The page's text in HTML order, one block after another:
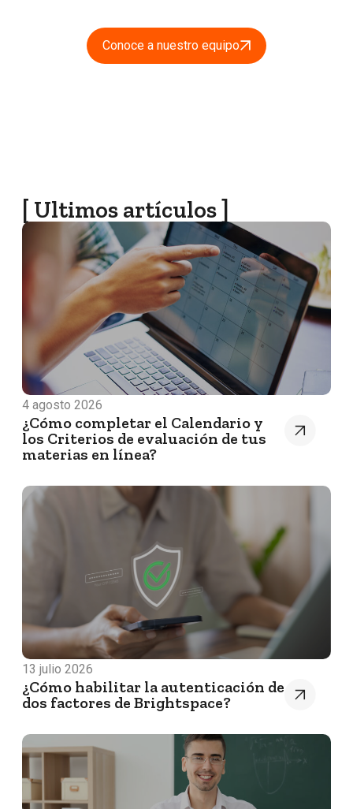
Conoce a nuestro equipo
[ Ultimos artículos ]
4 agosto 2026
¿Cómo completar el Calendario y
los Criterios de evaluación de tus
materias en línea?
13 julio 2026
¿Cómo habilitar la autenticación de
dos factores de Brightspace?